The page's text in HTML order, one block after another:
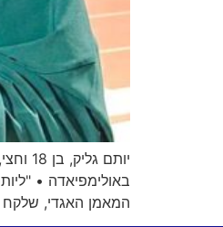
באולימפיאדה •
המאמן האגדי, שלקח